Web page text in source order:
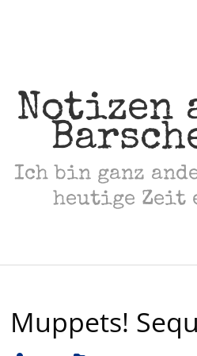
Notizen
Ich bin ganz
heutige Zeit
Muppets!